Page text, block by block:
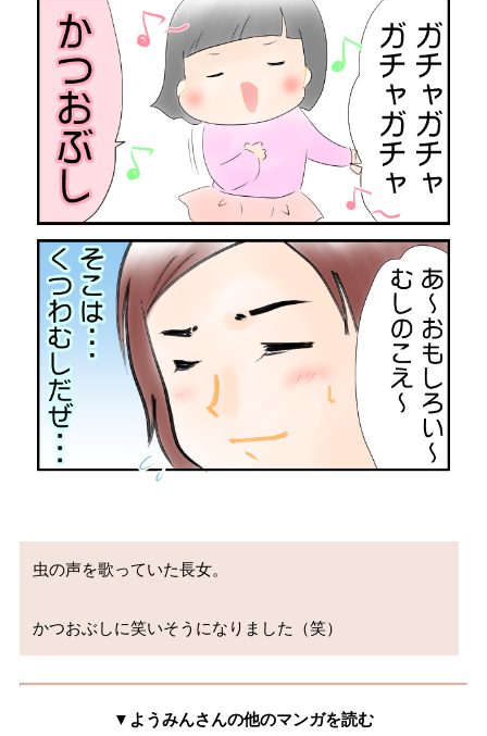
虫の声を歌っていた長女。
▼ようみんさんの他のマンガを読む